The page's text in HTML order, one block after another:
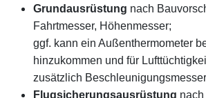
Grundausrüstung nach
Fahrtmesser, Höhenmesser;
ggf. kann ein Außenthermometer
hinzukommen und für
zusätzlich
Flugsicherungsausrüstung nach